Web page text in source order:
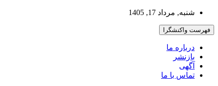
بروید
شنبه, مرداد 17, 1405
فهرست واکنشگرا
درباره ما
بازنشر
آگهی
تماس با ما